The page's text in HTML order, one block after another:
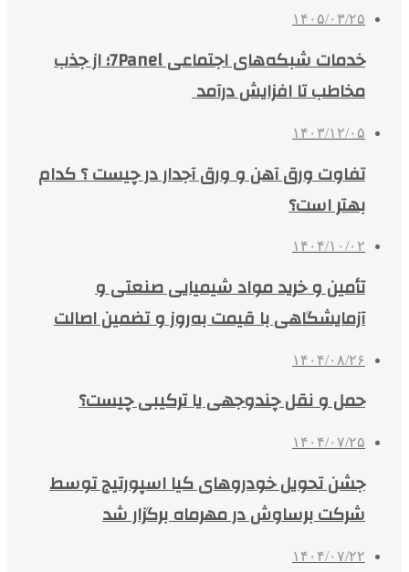
۱۴۰۵/۰۳/۲۵
خدمات شبکه‌های اجتماعی 7Panel؛ از جذب
مخاطب تا افزایش درآمد
۱۴۰۳/۱۲/۰۵
تفاوت ورق آهن و ورق آجدار در چیست ؟ کدام
بهتر است؟
۱۴۰۴/۱۰/۰۲
تأمین و خرید مواد شیمیایی صنعتی و
آزمایشگاهی با قیمت به‌روز و تضمین اصالت
۱۴۰۴/۰۸/۲۶
حمل و نقل چندوجهی یا ترکیبی چیست؟
۱۴۰۴/۰۷/۲۵
جشن تحویل خودروهای کیا اسپورتیج توسط
شرکت برساوش در مهرماه برگزار شد
۱۴۰۴/۰۷/۲۲